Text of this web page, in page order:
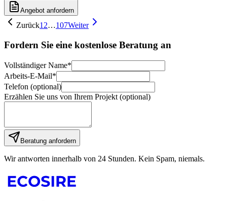
Angebot anfordern
Zurück1 2…107Weiter
Fordern Sie eine kostenlose Beratung an
Vollständiger Name*
Arbeits-E-Mail*
Telefon (optional)
Erzählen Sie uns von Ihrem Projekt (optional)
Beratung anfordern
Wir antworten innerhalb von 24 Stunden. Kein Spam, niemals.